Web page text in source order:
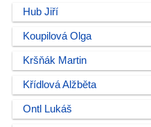
Hub Jiří
Koupilová Olga
Kršňák Martin
Křídlová Alžběta
Ontl Lukáš